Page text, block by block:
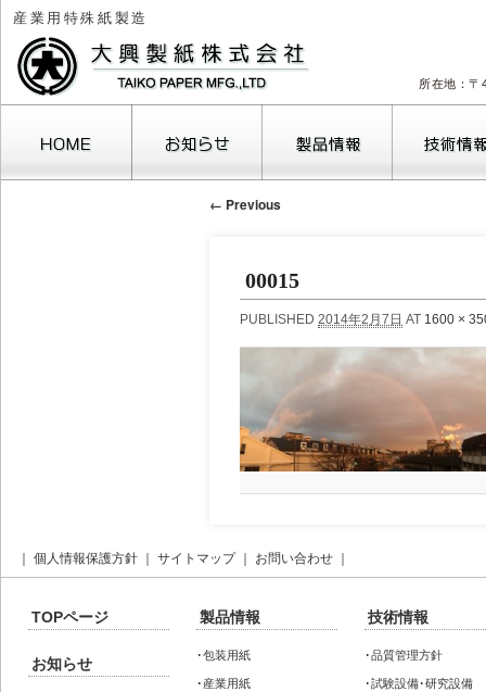
産業用特殊紙製造
所在地：〒
← Previous
00015
PUBLISHED 2014年2月7日 AT 1600 ×
個人情報保護方針 サイトマップ お問い合わせ
TOPページ
お知らせ
製品情報
･包装用紙
･ 産業用紙
技術情報
･品質管理方針
･試験設備･研究設備